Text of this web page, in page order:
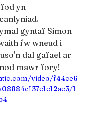
yn
gyntaf Simon
i'w wneud i
dal gafael ar
mawr fory!
video/f44ce6
1